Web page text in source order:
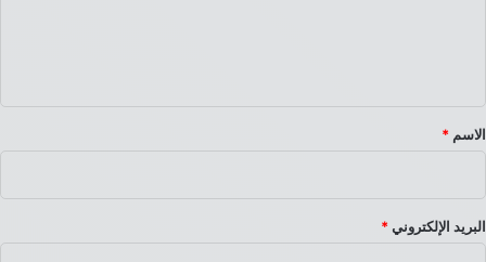
*
الاسم *
البريد الإلكتروني *